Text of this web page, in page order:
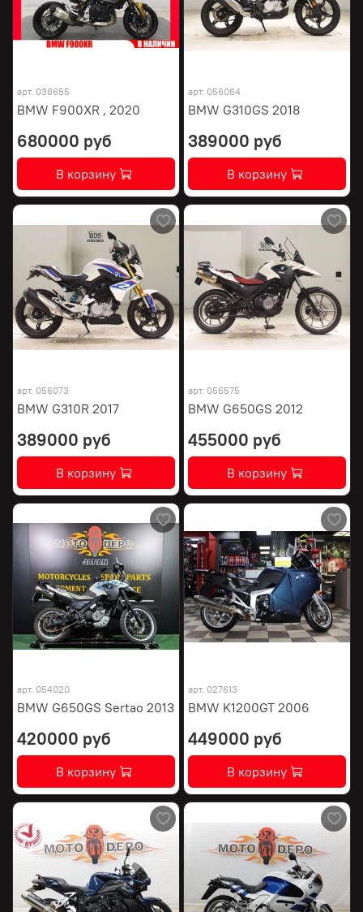
арт. 038655
BMW F900XR , 2020
680000 руб
В корзину
арт. 056064
BMW G310GS 2018
389000 руб
В корзину
арт. 056073
BMW G310R 2017
389000 руб
В корзину
арт. 056575
BMW G650GS 2012
455000 руб
В корзину
арт. 054020
BMW G650GS Sertao 2013
420000 руб
В корзину
арт. 027613
BMW K1200GT 2006
449000 руб
В корзину